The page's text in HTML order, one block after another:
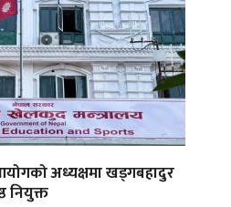
अध्यक्षमा खड्गबहादुर
नियुक्त